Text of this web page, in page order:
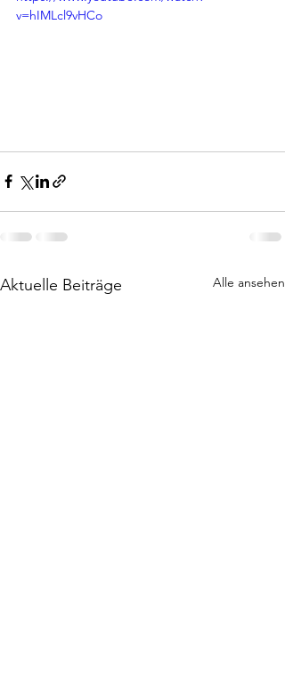
v=hIMLcl9vHCo
Aktuelle Beiträge Alle ansehen